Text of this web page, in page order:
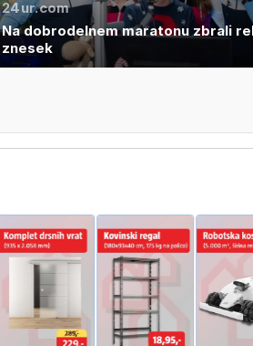
24ur.com
Na dobrodelnem maratonu zbrali
znesek